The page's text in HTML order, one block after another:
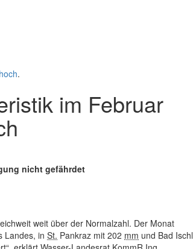
.
im Februar
nicht gefährdet
weit über der Normalzahl. Der Monat
Landes, in St. Pankraz mit 202 mm und Bad Ischl